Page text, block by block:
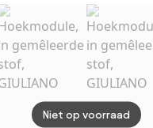
Niet op voorraad